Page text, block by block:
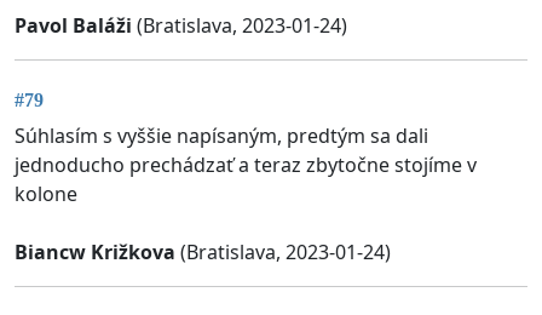
Pavol Baláži (Bratislava, 2023-01-24)
#79
Súhlasím s vyššie napísaným, predtým sa dali
jednoducho prechádzať a teraz zbytočne stojíme v
kolone
Biancw Križkova (Bratislava, 2023-01-24)